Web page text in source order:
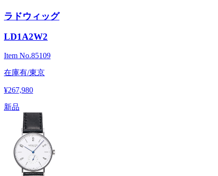
ラドウィッグ
LD1A2W2
Item No.85109
在庫有/東京
¥267,980
新品